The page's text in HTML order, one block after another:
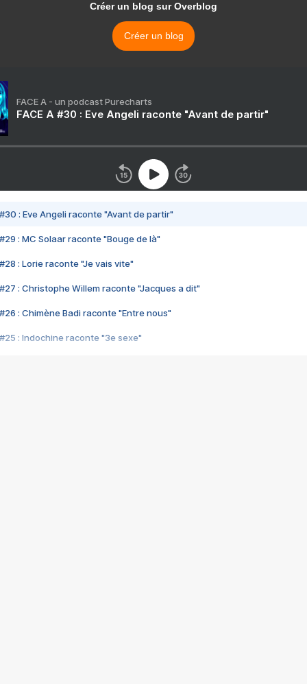
Créer un blog sur Overblog
Créer un blog
FACE A - un podcast Purecharts
FACE A #30 : Eve Angeli raconte "Avant de partir"
#30 : Eve Angeli raconte "Avant de partir"
#29 : MC Solaar raconte "Bouge de là"
#28 : Lorie raconte "Je vais vite"
#27 : Christophe Willem raconte "Jacques a dit"
#26 : Chimène Badi raconte "Entre nous"
#25 : Indochine raconte "3e sexe"